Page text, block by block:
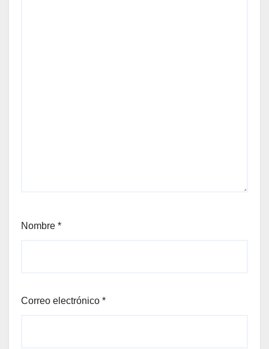
Nombre *
Correo electrónico *